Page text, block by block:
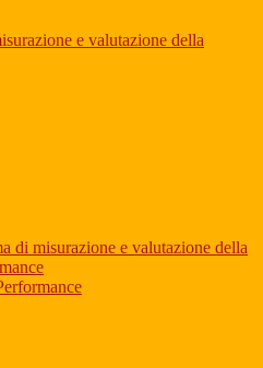
e valutazione della
di misurazione e valutazione della